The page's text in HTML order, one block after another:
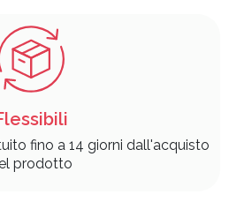
fino a 14 giorni dall'acquisto
prodotto